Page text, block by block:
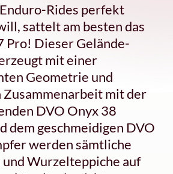
Rides perfekt
sattelt am besten das
Pro! Dieser Gelände-
mit einer
Geometrie und
Zusammenarbeit mit der
DVO Onyx 38
dem geschmeidigen DVO
werden sämtliche
und Wurzelteppiche auf